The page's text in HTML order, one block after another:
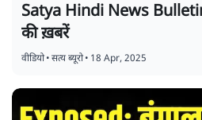
Satya Hindi News
की ख़बरें
वीडियो•सत्य ब्यूरो• 18 Apr, 2025